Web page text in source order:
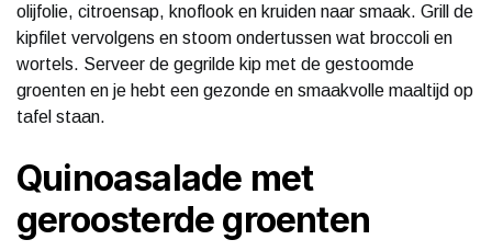
olijfolie, citroensap, knoflook en kruiden naar smaak. Grill de
kipfilet vervolgens en stoom ondertussen wat broccoli en
wortels. Serveer de gegrilde kip met de gestoomde
groenten en je hebt een gezonde en smaakvolle maaltijd op
tafel staan.
Quinoasalade met
geroosterde groenten